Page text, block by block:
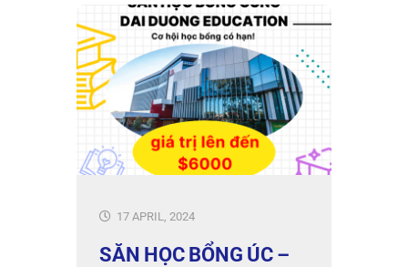
17 APRIL, 2024
SĂN HỌC BỔNG ÚC –